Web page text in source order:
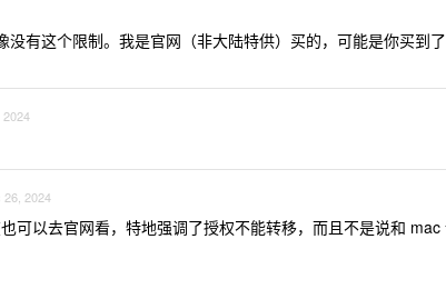
没有这个限制。我是官网（非大陆特供）买的，可能是你买到
2024
26, 2024
可以去官网看，特地强调了授权不能转移，而且不是说和